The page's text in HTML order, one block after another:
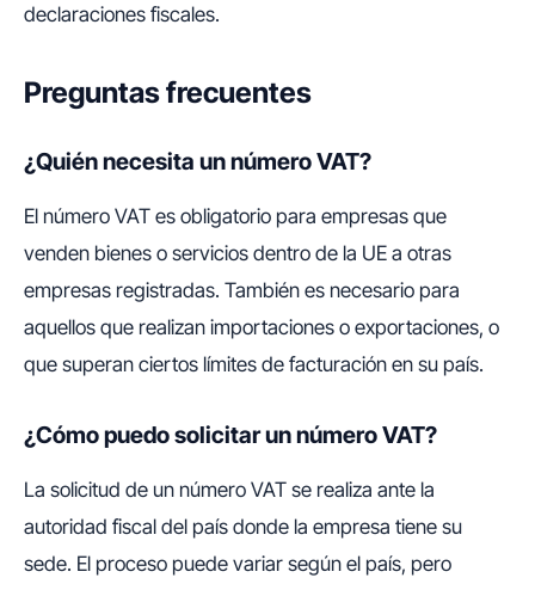
declaraciones fiscales.
Preguntas frecuentes
¿Quién necesita un número VAT?
El número VAT es obligatorio para empresas que
venden bienes o servicios dentro de la UE a otras
empresas registradas. También es necesario para
aquellos que realizan importaciones o exportaciones, o
que superan ciertos límites de facturación en su país.
¿Cómo puedo solicitar un número VAT?
La solicitud de un número VAT se realiza ante la
autoridad fiscal del país donde la empresa tiene su
sede. El proceso puede variar según el país, pero